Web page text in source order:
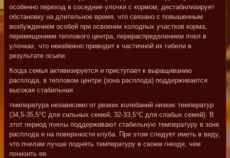
особенно переход в соседние улочки с кормом, дестабилизирует
обстановку на длительное время, что связано с повышенным
возбуждением особей при освоении холодных участков корма,
перемещением теплового центра, перераспределением пчел в
улочках, что неизбежно приводит к частичной их гибели в
результате осыпи.
Когда семья активизируется и приступает к выращиванию
расплода, в тепловом центре (зона расплода) поддерживается
высокая стабильная
температура независимо от резких колебаний низких температур
(34,5-35,5°С для сильных семей, 32-33,5°С для слабых семей). В
этот период пчелы поддерживают стабильную температуру в зоне
расплода и на поверхности клуба. При этом следует иметь в виду,
что пчелам лучше поднять температуру в своем гнезде, чем
понизить ее.